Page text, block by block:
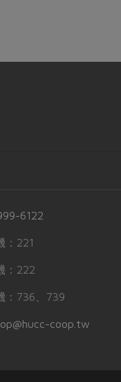
6122
：221
：222
：736、739
coop.tw